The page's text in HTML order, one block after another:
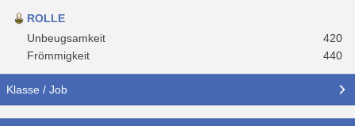
ROLLE
Unbeugsamkeit
420
Frömmigkeit
440
Klasse / Job